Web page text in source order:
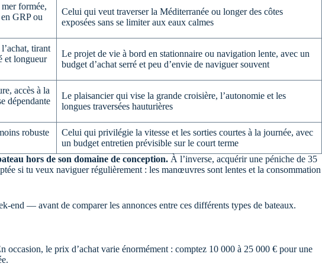
formée,
GRP ou
Celui qui veut traverser la Méditerranée ou longer des côtes
exposées sans se limiter aux eaux calmes
tirant
et longueur
Le projet de vie à bord en stationnaire ou navigation lente, avec un
budget d’achat serré et peu d’envie de naviguer souvent
accès à la
dépendante
Le plaisancier qui vise la grande croisière, l’autonomie et les
longues traversées hauturières
robuste
Celui qui privilégie la vitesse et les sorties courtes à la journée, avec
un budget entretien prévisible sur le court terme
hors de son domaine de conception. À l’inverse, acquérir une péniche de 35
si tu veux naviguer régulièrement : les manœuvres sont lentes et la consommation
— avant de comparer les annonces entre ces différents types de bateaux.
occasion, le prix d’achat varie énormément : comptez 10 000 à 25 000 € pour une